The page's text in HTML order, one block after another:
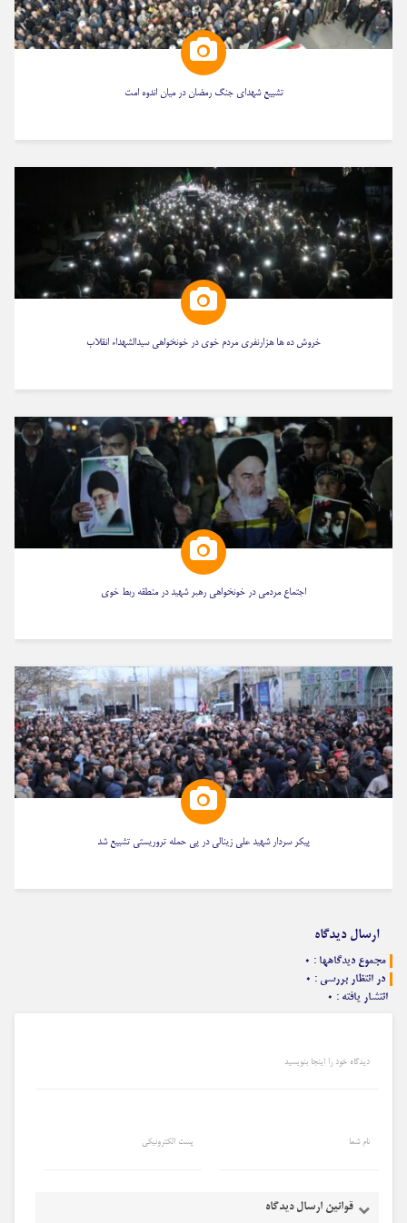
تشییع شهدای جنگ رمضان در میان اندوه امت
خروش ده ها هزارنفری مردم خوی در خونخواهی سیدالشهداء انقلاب
اجتماع مردمی در خونخواهی رهبر شهید در منطقه ربط خوی
پیکر سردار شهید علی زینالی در پی حمله تروریستی تشییع شد
ارسال دیدگاه
مجموع دیدگاهها : ۰
در انتظار بررسی : ۰
انتشار یافته : ۰
دیدگاه خود را اینجا بنویسید
نام شما پست الکترونیکی
قوانین ارسال دیدگاه